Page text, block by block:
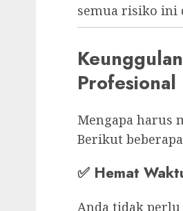
semua risiko ini
Profesional
Mengapa harus
Berikut
✅ Hemat
Anda tidak perlu